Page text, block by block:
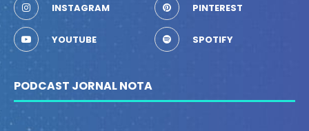
INSTAGRAM PINTEREST
YOUTUBE SPOTIFY
PODCAST JORNAL NOTA